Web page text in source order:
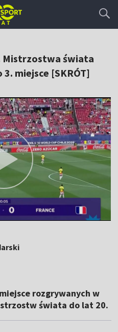
Mistrzostwa świata
3. miejsce [SKRÓT]
rozgrywanych w
świata do lat 20.